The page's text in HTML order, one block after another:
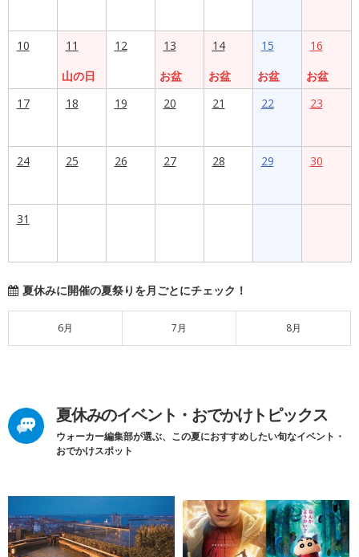
10
11
山の日
12
13
お盆
14
お盆
15
お盆
16
お盆
17
18 19 20 21 22 23
24 25 26 27 28 29 30
31
夏休みに開催の夏祭りを月ごとにチェック！
6月 7月 8月
夏休みのイベント・おでかけトピックス
ウォーカー編集部が選ぶ、この夏におすすめしたい旬なイベント・
おでかけスポット